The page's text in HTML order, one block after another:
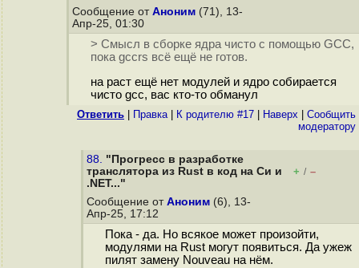
Сообщение от Аноним (71), 13-
Апр-25, 01:30
> Смысл в сборке ядра чисто с помощью GCC,
пока gccrs всё ещё не готов.
на раст ещё нет модулей и ядро собирается
чисто gcc, вас кто-то обманул
Ответить Правка| К родителю #17 Наверх
Cообщить
модератору
88. "Прогресс в разработке
транслятора из Rust в код на Cи и
.NET..."
+ / –
Сообщение от Аноним (6), 13-
Апр-25, 17:12
Пока - да. Но всякое может произойти,
модулями на Rust могут появиться. Да ужеж
пилят замену Nouveau на нём.